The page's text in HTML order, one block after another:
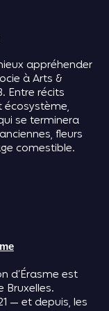
appréhender
à Arts &
Entre récits
écosystème,
se terminera
fleurs
comestible.
d’Érasme est
Bruxelles.
— et depuis, les